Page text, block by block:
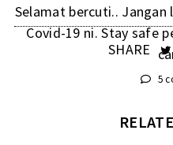
Selamat bercuti.. Jangan
Covid-19 ni. Stay safe
SHARE
5